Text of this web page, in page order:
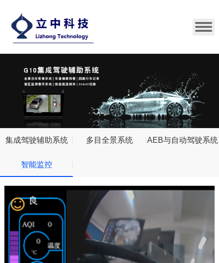
集成驾驶辅助系统 多目全景系统 AEB与自动驾驶系统
智能监控